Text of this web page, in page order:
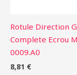
Rotule Direction
Complete Ecrou
0009.A0
8,81 €